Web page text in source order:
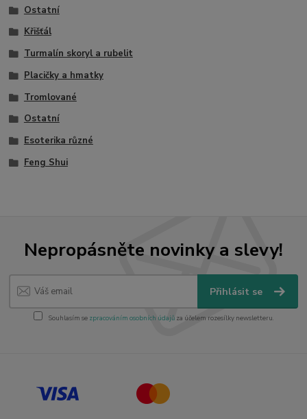
Ostatní
Křišťál
Turmalín skoryl a rubelit
Placičky a hmatky
Tromlované
Ostatní
Esoterika různé
Feng Shui
Nepropásněte novinky a slevy!
Přihlásit se
Souhlasím se zpracováním osobních údajůza účelem rozesílky newsletteru.